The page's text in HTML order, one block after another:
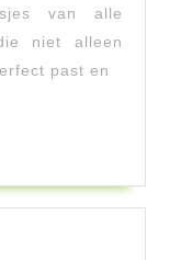
van alle
niet alleen
past en